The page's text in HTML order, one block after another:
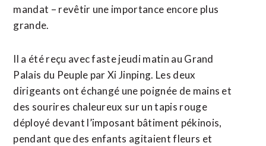
mandat – revêtir une importance encore plus
grande.
Il a été reçu avec faste jeudi matin au Grand
Palais du Peuple par Xi Jinping. Les deux
dirigeants ont échangé une poignée de mains et
des sourires chaleureux sur un tapis rouge
déployé devant l’imposant bâtiment pékinois,
pendant que des enfants agitaient fleurs et